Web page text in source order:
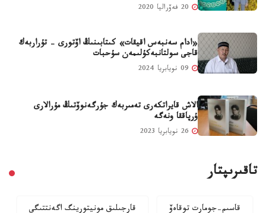
«ادام سەنبەس اقيقات» كىتابىنىڭ اۆتورى - تۇراربەك
قاجى سولتانبەكۇلىمەن سۇحبات
الاش قايراتكەرى تەمىربەك جۇرگەنوۆتىڭ مۇرالارى
ۇرپاققا ونەگە
تاقىرىپتار
قاسىم-جومارت توقاەۆ قارجىلىق مونيتورينگ اگەنتتىگى